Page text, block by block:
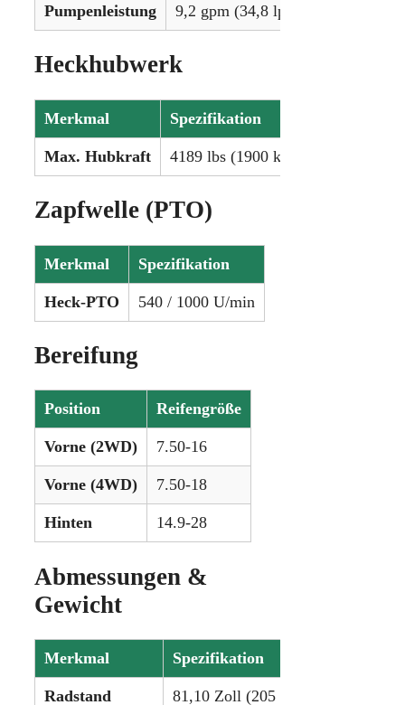
Pumpenleistung 9,2 gpm (34,8 lpm)
Heckhubwerk
Merkmal Spezifikation
Max. Hubkraft 4189 lbs (1900 kg)
Zapfwelle (PTO)
Merkmal Spezifikation
Heck-PTO 540 / 1000 U/min
Bereifung
Position Reifengröße
Vorne (2WD) 7.50-16
Vorne (4WD) 7.50-18
Hinten 14.9-28
Abmessungen &
Gewicht
Merkmal Spezifikation
Radstand 81,10 Zoll (205 cm)